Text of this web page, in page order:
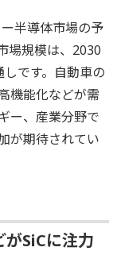
半導体市場の予
場規模は、2030
です。自動車の
機能化などが需
ー、産業分野で
が期待されてい
SiCに注力